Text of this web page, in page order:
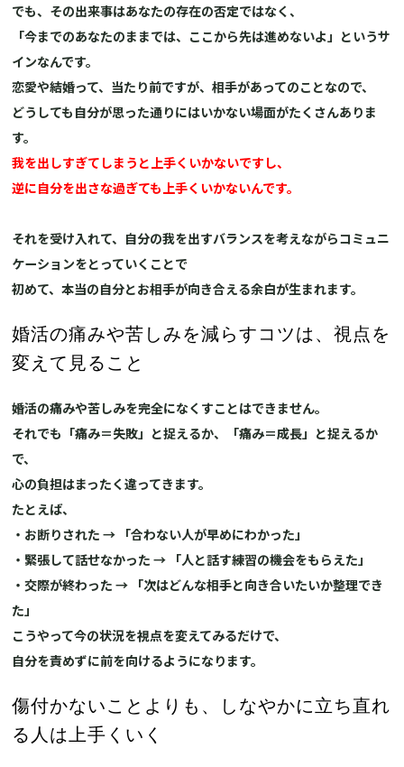
でも、その出来事はあなたの存在の否定ではなく、
「今までのあなたのままでは、ここから先は進めないよ」というサ
インなんです。
恋愛や結婚って、当たり前ですが、相手があってのことなので、
どうしても自分が思った通りにはいかない場面がたくさんありま
す。
我を出しすぎてしまうと上手くいかないですし、
逆に自分を出さな過ぎても上手くいかないんです。
それを受け入れて、自分の我を出すバランスを考えながらコミュニ
ケーションをとっていくことで
初めて、本当の自分とお相手が向き合える余白が生まれます。
婚活の痛みや苦しみを減らすコツは、視点を
変えて見ること
婚活の痛みや苦しみを完全になくすことはできません。
それでも「痛み＝失敗」と捉えるか、「痛み＝成長」と捉えるか
で、
心の負担はまったく違ってきます。
たとえば、
・お断りされた → 「合わない人が早めにわかった」
・緊張して話せなかった → 「人と話す練習の機会をもらえた」
・交際が終わった → 「次はどんな相手と向き合いたいか整理でき
た」
こうやって今の状況を視点を変えてみるだけで、
自分を責めずに前を向けるようになります。
傷付かないことよりも、しなやかに立ち直れ
る人は上手くいく